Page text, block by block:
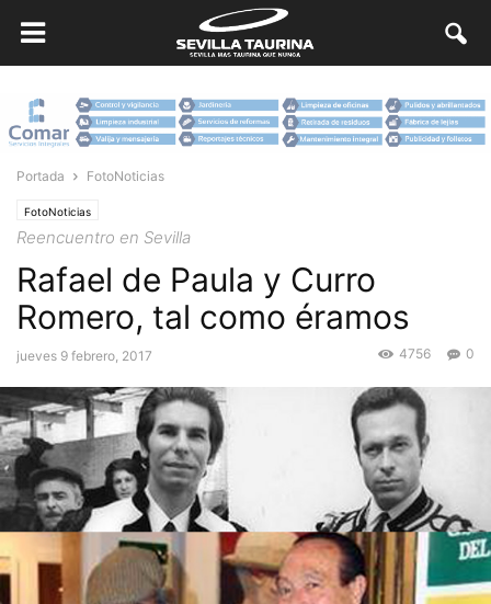
Portada FotoNoticias
FotoNoticias
Reencuentro en Sevilla
Rafael de Paula y Curro
Romero, tal como éramos
jueves 9 febrero, 2017 0
4756